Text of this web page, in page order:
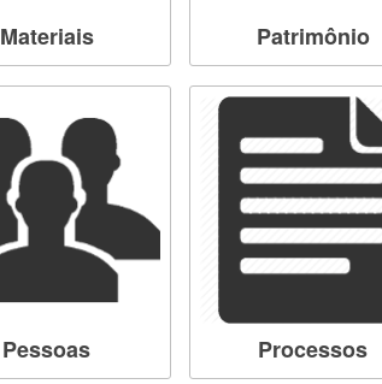
Materiais Patrimônio
Pessoas Processos